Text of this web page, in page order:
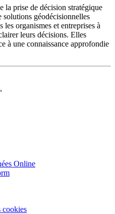
la prise de décision stratégique
solutions géodécisionnelles
organismes et entreprises à
leurs décisions. Elles
à une connaissance approfondie
Online
cookies